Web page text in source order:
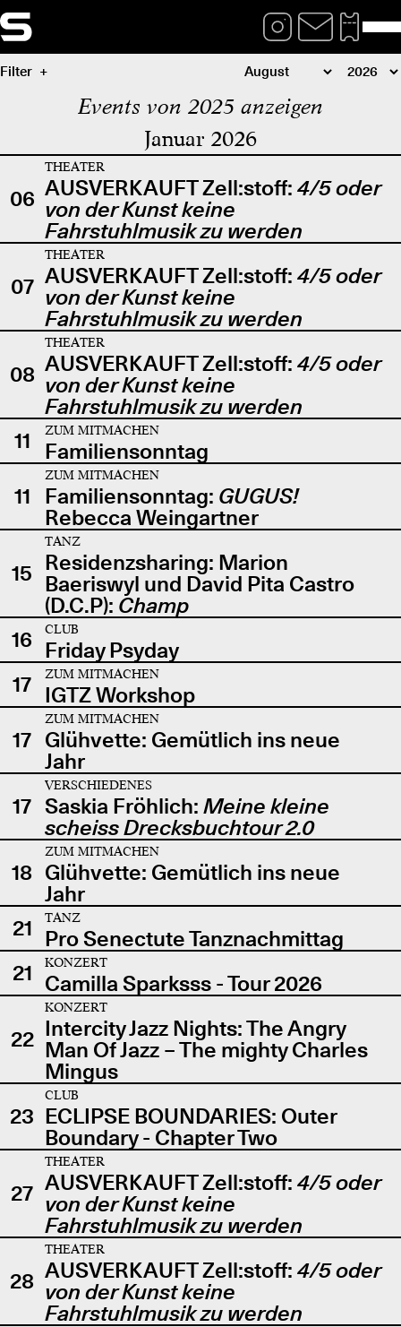
Filter
Events von 2025 anzeigen
Januar 2026
06
THEATER
AUSVERKAUFT Zell:stoff: 4/5 oder
von der Kunst keine
Fahrstuhlmusik zu werden
07
THEATER
AUSVERKAUFT Zell:stoff: 4/5 oder
von der Kunst keine
Fahrstuhlmusik zu werden
08
THEATER
AUSVERKAUFT Zell:stoff: 4/5 oder
von der Kunst keine
Fahrstuhlmusik zu werden
11
ZUM MITMACHEN
Familiensonntag
11
ZUM MITMACHEN
Familiensonntag: GUGUS!
Rebecca Weingartner
15
TANZ
Residenzsharing: Marion
Baeriswyl und David Pita Castro
(D.C.P): Champ
16
CLUB
Friday Psyday
17
ZUM MITMACHEN
IGTZ Workshop
17
ZUM MITMACHEN
Glühvette: Gemütlich ins neue
Jahr
17
VERSCHIEDENES
Saskia Fröhlich: Meine kleine
scheiss Drecksbuchtour 2.0
18
ZUM MITMACHEN
Glühvette: Gemütlich ins neue
Jahr
21
TANZ
Pro Senectute Tanznachmittag
21
KONZERT
Camilla Sparksss - Tour 2026
22
KONZERT
Intercity Jazz Nights: The Angry
Man Of Jazz – The mighty Charles
Mingus
23
CLUB
ECLIPSE BOUNDARIES: Outer
Boundary - Chapter Two
27
THEATER
AUSVERKAUFT Zell:stoff: 4/5 oder
von der Kunst keine
Fahrstuhlmusik zu werden
28
THEATER
AUSVERKAUFT Zell:stoff: 4/5 oder
von der Kunst keine
Fahrstuhlmusik zu werden